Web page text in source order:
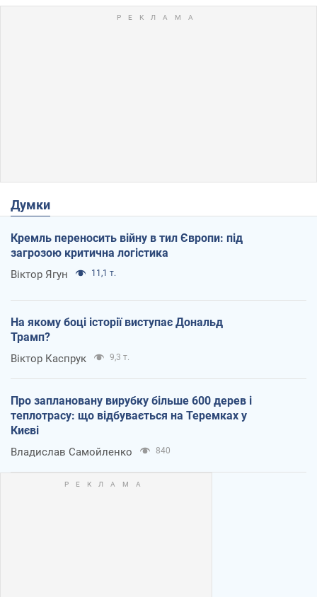
Думки
Кремль переносить війну в тил Європи: під
загрозою критична логістика
Віктор Ягун 11,1 т.
На якому боці історії виступає Дональд
Трамп?
Віктор Каспрук 9,3 т.
Про заплановану вирубку більше 600 дерев і
теплотрасу: що відбувається на Теремках у
Києві
Владислав Самойленко 840